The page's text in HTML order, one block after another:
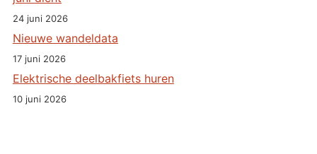
24 juni 2026
Nieuwe wandeldata
17 juni 2026
Elektrische deelbakfiets huren
10 juni 2026